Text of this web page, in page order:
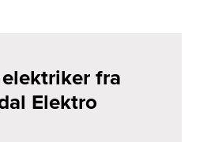
fra
Elektro